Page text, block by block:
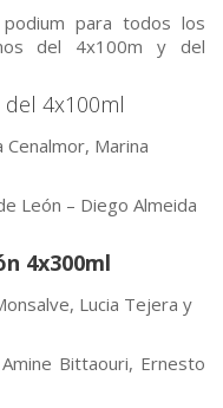
para todos los
del 4x100m y del
4x100ml
Marina
León – Diego Almeida
4x300ml
Lucia Tejera y
Bittaouri, Ernesto